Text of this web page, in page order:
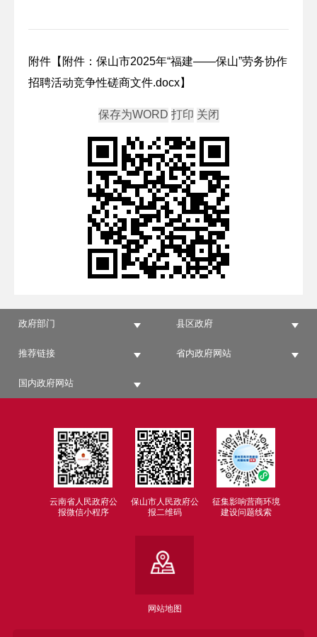
附件【 附件：保山市2025年“福建——保山”劳务协作
招聘活动竞争性磋商文件.docx】
政府部门 县区政府
推荐链接 省内政府网站
国内政府网站
云南省人民政府公
报微信小程序
保山市人民政府公
报二维码
征集影响营商环境
建设问题线索
网站地图